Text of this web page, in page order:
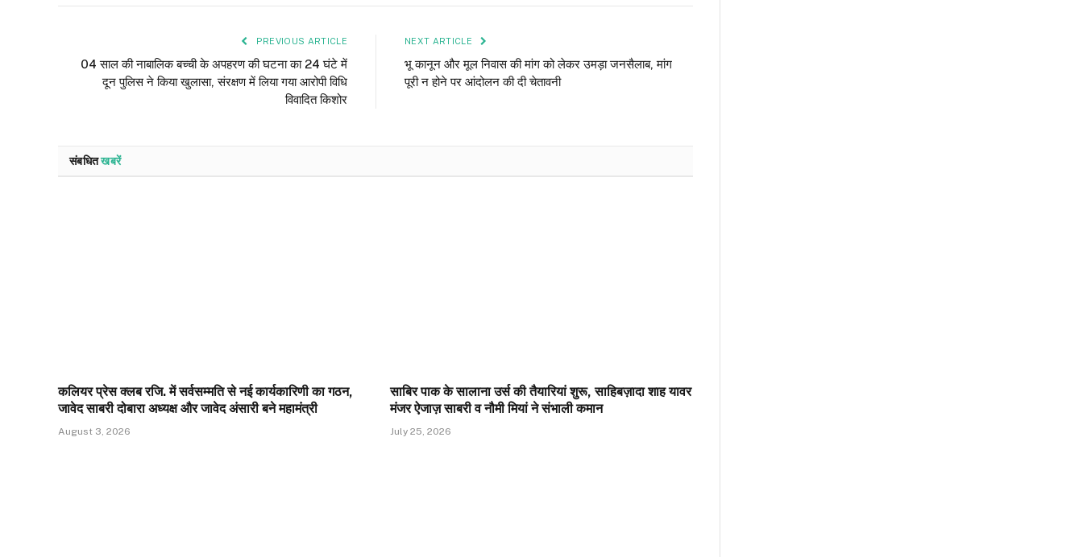
PREVIOUS ARTICLE
04 साल की नाबालिक बच्ची के अपहरण की घटना का 24 घंटे में
दून पुलिस ने किया खुलासा, संरक्षण में लिया गया आरोपी विधि
विवादित किशोर
NEXT ARTICLE
भू कानून और मूल निवास की मांग को लेकर उमड़ा जनसैलाब, मांग
पूरी न होने पर आंदोलन की दी चेतावनी
संबधितखबरें
कलियर प्रेस क्लब रजि. में सर्वसम्मति से नई कार्यकारिणी का गठन,
जावेद साबरी दोबारा अध्यक्ष और जावेद अंसारी बने महामंत्री
August 3, 2026
साबिर पाक के सालाना उर्स की तैयारियां शुरू, साहिबज़ादा शाह यावर
मंजर ऐजाज़ साबरी व नौमी मियां ने संभाली कमान
July 25, 2026